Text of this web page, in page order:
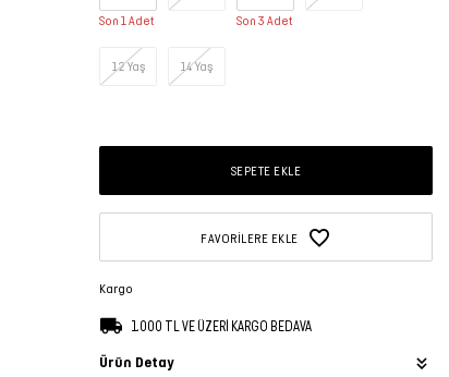
Son 1 Adet Son 3 Adet
12 Yaş 14 Yaş
SEPETE EKLE
FAVORILERE EKLE
Kargo
1.000 TL VE ÜZERİ KARGO BEDAVA
Ürün Detay